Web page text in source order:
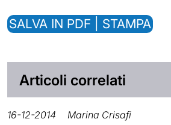
SALVA IN PDF | STAMPA
Articoli correlati
16-12-2014 Marina Crisafi